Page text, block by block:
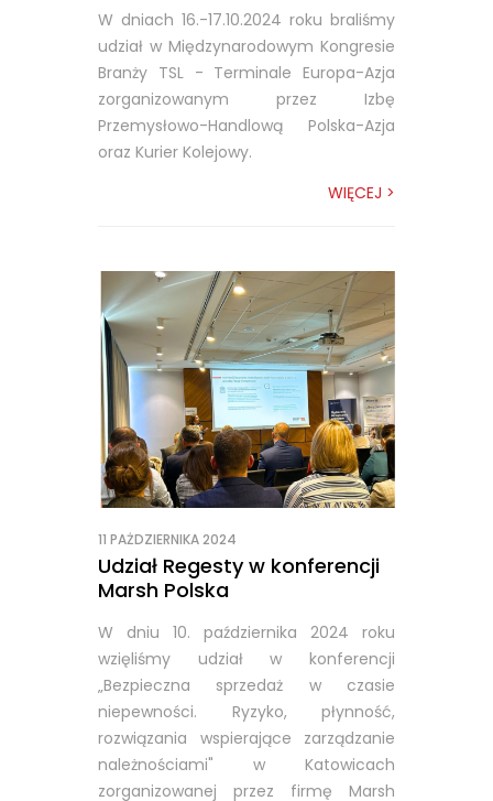
W dniach 16.-17.10.2024 roku braliśmy
udział w Międzynarodowym Kongresie
Branży TSL - Terminale Europa-Azja
zorganizowanym przez Izbę
Przemysłowo-Handlową Polska-Azja
oraz Kurier Kolejowy.
WIĘCEJ >
11 PAŻDZIERNIKA 2024
Udział Regesty w konferencji
Marsh Polska
W dniu 10. października 2024 roku
wzięliśmy udział w konferencji
„Bezpieczna sprzedaż w czasie
niepewności. Ryzyko, płynność,
rozwiązania wspierające zarządzanie
należnościami" w Katowicach
zorganizowanej przez firmę Marsh